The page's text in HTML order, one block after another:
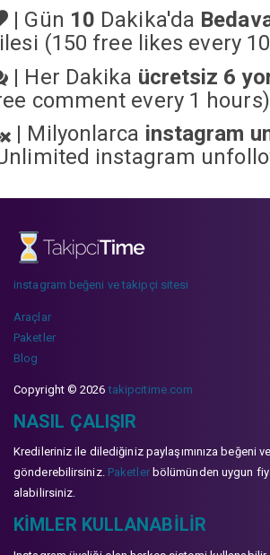
| Gün 10 Dakika'da
(150 free likes every
| Her Dakika ücretsiz 6
comment every 1 hours)
| Milyonlarca instagram
instagram
instagram beğeni ve takipçi sitesi
Araçlar
Paketler
Blog
Copyright © 2026takipcitime.com
NASIL ÇALIŞIR
Kredileriniz ile dilediğiniz paylaşımınıza beğeni
gönderebilirsiniz. Paketlerbölümünden uygun
alabilirsiniz.
KIMLER KULLANABILIR